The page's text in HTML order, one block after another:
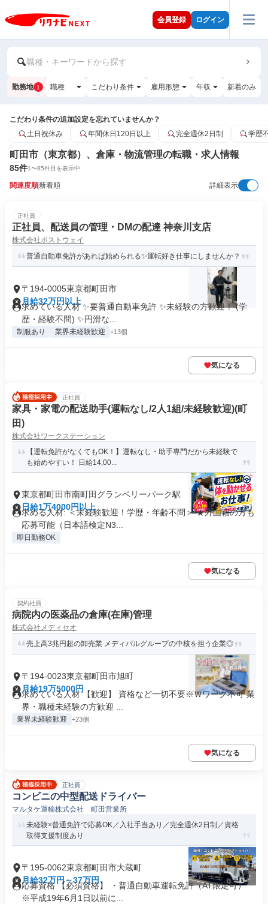
会員登録 ログイン
職種・キーワードから探す
勤務地 1 職種 こだわり条件 雇用形態 年収 新着のみ
こだわり条件の追加設定を忘れていませんか？
土日祝休み
年間休日120日以上 完全週休2日制 学歴
町田市（東京都）、倉庫・物流管理の転職・求人情報
85件1〜85件目を表示中
関連度順新着順 詳細表示
正社員
正社員、配送員の管理・DMの配達 神奈川支店
株式会社ポストウェイ
普通自動車免許があれば始められる✨運転好き仕事にしませんか？
〒194-0005東京都町田市
月給32万円以上
求めている人材 ✨要普通自動車免許 ✨未経験の方歓迎！ (学
歴・経験不問) ✨円滑な...
制服あり 業界未経験歓迎 +13個
気になる
正社員
家具・家電の配送助手(運転なし/2人1組/未経験歓迎)(町
田)
株式会社ワークステーション
【運転免許がなくてもOK！】運転なし・助手専門だから未経験で
も始めやすい！ 日給14,00...
東京都町田市南町田グランベリーパーク駅
日給1万4000円以上
求める人材: ＜未経験歓迎！学歴・年齢不問＞ ★外国籍の方も
応募可能（日本語検定N3...
即日勤務OK
気になる
契約社員
病院内の医薬品の倉庫(在庫)管理
株式会社メディセオ
売上高3兆円超の卸売業 メディパルグループの中核を担う企業◎
〒194-0023東京都町田市旭町
月給19万5000円
求めている人材 【歓迎】 資格など一切不要※Ｗワーク不可 業
界・職種未経験の方歓迎 ...
業界未経験歓迎 +23個
気になる
正社員
コンビニの中型配送ドライバー
マルタケ運輸株式会社 町田営業所
未経験×普通免許で応募OK／入社手当あり／完全週休2日制／資格
取得支援制度あり
〒195-0062東京都町田市大蔵町
月給32万円～37万円
応募資格 【必須資格】 ・普通自動車運転免許（AT限定可）
※平成19年6月1日以前に...